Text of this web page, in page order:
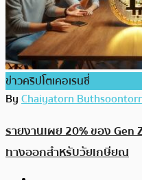
ข่าวคริปโตเคอเรนซี่
ByChaiyatorn
รายงานเผย 20% ของ Gen
ทางออกสำหรับวัยเกษียณ